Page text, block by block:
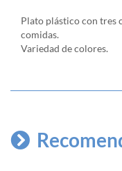
Plato plástico con tres
comidas.
Variedad de colores.